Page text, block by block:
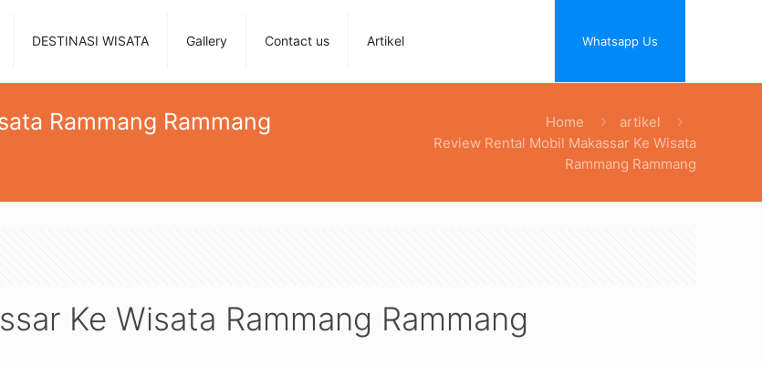
DESTINASI WISATA Gallery Contact us Artikel Whatsapp Us
Rammang Rammang Home
artikel
Review Rental Mobil Makassar Ke Wisata
Rammang Rammang
Ke Wisata Rammang Rammang